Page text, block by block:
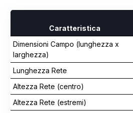
Caratteristica
Dimensioni Campo (lunghezza x
larghezza)
Lunghezza Rete
Altezza Rete (centro)
Altezza Rete (estremi)